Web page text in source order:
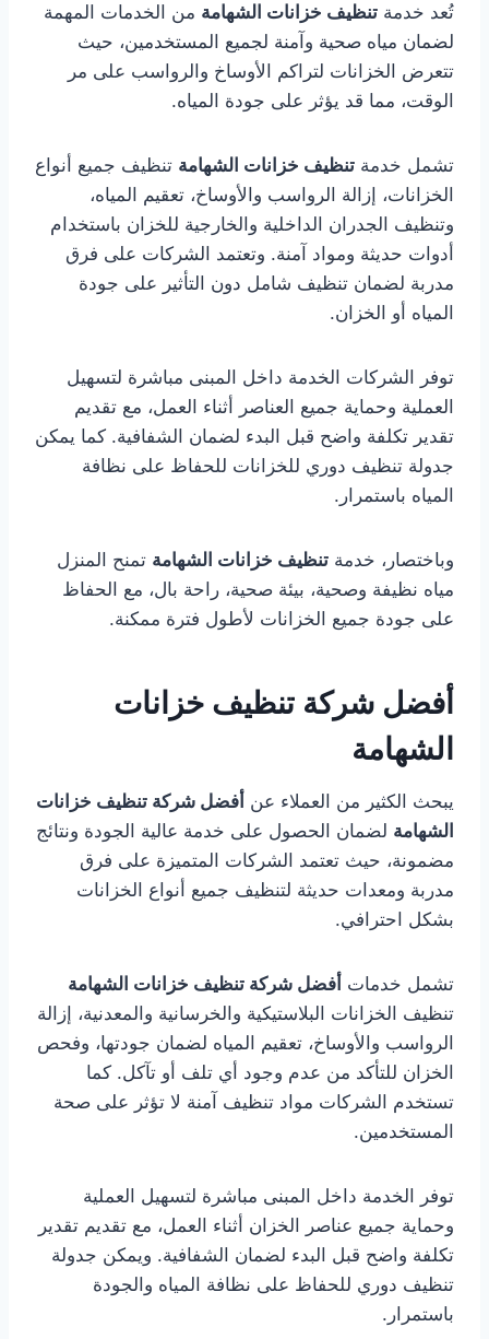
تُعد خدمة تنظيف خزانات الشهامة من الخدمات المهمة
لضمان مياه صحية وآمنة لجميع المستخدمين، حيث
تتعرض الخزانات لتراكم الأوساخ والرواسب على مر
الوقت، مما قد يؤثر على جودة المياه.
تشمل خدمة تنظيف خزانات الشهامة تنظيف جميع أنواع
الخزانات، إزالة الرواسب والأوساخ، تعقيم المياه،
وتنظيف الجدران الداخلية والخارجية للخزان باستخدام
أدوات حديثة ومواد آمنة. وتعتمد الشركات على فرق
مدربة لضمان تنظيف شامل دون التأثير على جودة
المياه أو الخزان.
توفر الشركات الخدمة داخل المبنى مباشرة لتسهيل
العملية وحماية جميع العناصر أثناء العمل، مع تقديم
تقدير تكلفة واضح قبل البدء لضمان الشفافية. كما يمكن
جدولة تنظيف دوري للخزانات للحفاظ على نظافة
المياه باستمرار.
وباختصار، خدمة تنظيف خزانات الشهامة تمنح المنزل
مياه نظيفة وصحية، بيئة صحية، راحة بال، مع الحفاظ
على جودة جميع الخزانات لأطول فترة ممكنة.
أفضل شركة تنظيف خزانات
الشهامة
يبحث الكثير من العملاء عن أفضل شركة تنظيف خزانات
الشهامة لضمان الحصول على خدمة عالية الجودة ونتائج
مضمونة، حيث تعتمد الشركات المتميزة على فرق
مدربة ومعدات حديثة لتنظيف جميع أنواع الخزانات
بشكل احترافي.
تشمل خدمات أفضل شركة تنظيف خزانات الشهامة
تنظيف الخزانات البلاستيكية والخرسانية والمعدنية، إزالة
الرواسب والأوساخ، تعقيم المياه لضمان جودتها، وفحص
الخزان للتأكد من عدم وجود أي تلف أو تآكل. كما
تستخدم الشركات مواد تنظيف آمنة لا تؤثر على صحة
المستخدمين.
توفر الخدمة داخل المبنى مباشرة لتسهيل العملية
وحماية جميع عناصر الخزان أثناء العمل، مع تقديم تقدير
تكلفة واضح قبل البدء لضمان الشفافية. ويمكن جدولة
تنظيف دوري للحفاظ على نظافة المياه والجودة
باستمرار.